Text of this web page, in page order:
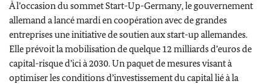
À l’occasion du sommetStart-Up-Germany, le gouvernement
allemand a lancé mardi en coopération avec de grandes
entreprises une initiative de soutien auxstart-upallemandes.
Elle prévoit la mobilisation de quelque 12 milliards d’euros de
capital-risque d’ici à 2030. Un paquet de mesures visant à
optimiser les conditions d’investissement du capital lié à la